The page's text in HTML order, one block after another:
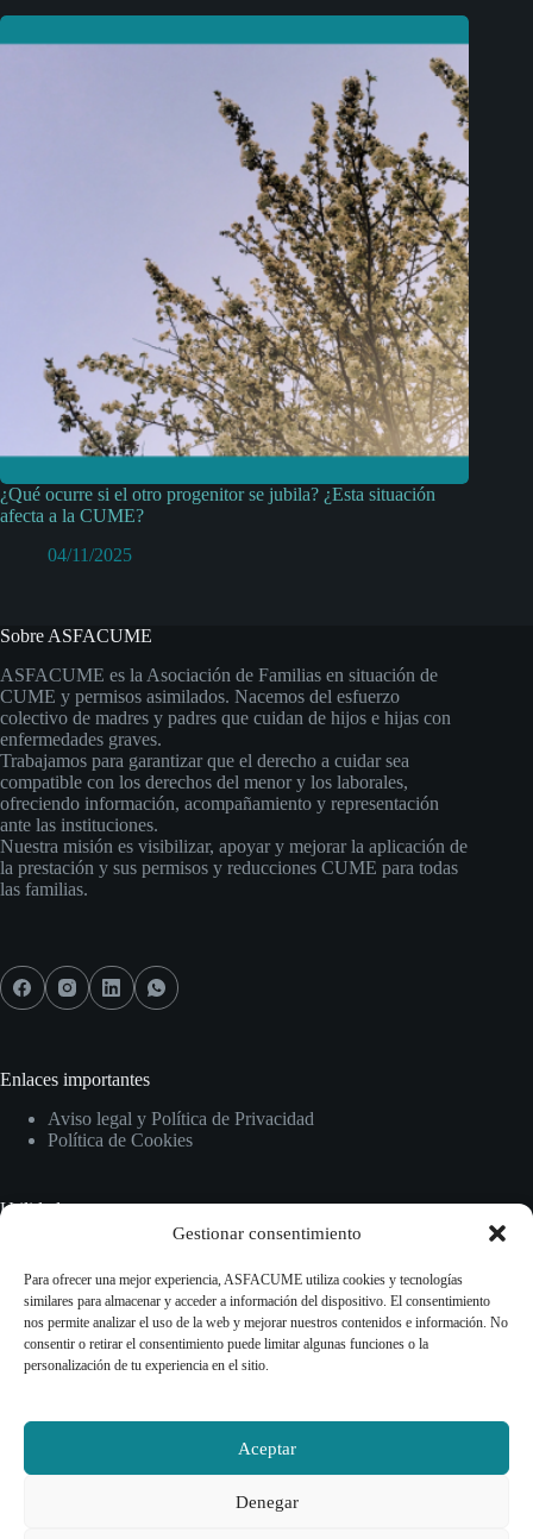
Gestionar consentimiento
Para ofrecer una mejor experiencia, ASFACUME utiliza cookies y tecnologías
similares para almacenar y acceder a información del dispositivo. El consentimiento
nos permite analizar el uso de la web y mejorar nuestros contenidos e información. No
consentir o retirar el consentimiento puede limitar algunas funciones o la
personalización de tu experiencia en el sitio.
Aceptar
Denegar
¿Qué ocurre si el otro progenitor se jubila? ¿Esta situación
afecta a la CUME?
04/11/2025
Sobre ASFACUME
ASFACUME es la Asociación de Familias en situación de
CUME y permisos asimilados. Nacemos del esfuerzo
colectivo de madres y padres que cuidan de hijos e hijas con
enfermedades graves.
Trabajamos para garantizar que el derecho a cuidar sea
compatible con los derechos del menor y los laborales,
ofreciendo información, acompañamiento y representación
ante las instituciones.
Nuestra misión es visibilizar, apoyar y mejorar la aplicación de
la prestación y sus permisos y reducciones CUME para todas
las familias.
Enlaces importantes
Aviso legal y Política de Privacidad
Política de Cookies
Utilidades
Normativas
Guías y recursos
Información sobre CUME
Contacto
+34 614 47 69 93